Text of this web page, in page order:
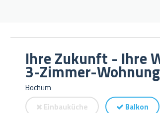
Ihre Zukunft - Ihre
3-Zimmer-Wohnung
Bochum
Einbauküche
Balkon